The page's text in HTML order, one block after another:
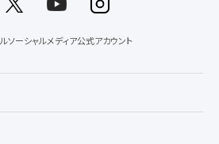
ソーシャルメディア公式アカウント